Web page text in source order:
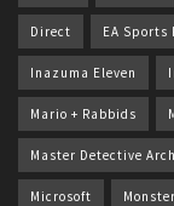
Direct EA Sports
Inazuma Eleven
Mario + Rabbids
Master Detective
Microsoft